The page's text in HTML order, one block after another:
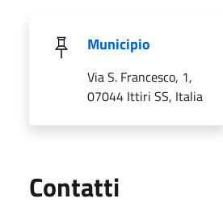
Municipio
Via S. Francesco, 1,
07044 Ittiri SS, Italia
Contatti